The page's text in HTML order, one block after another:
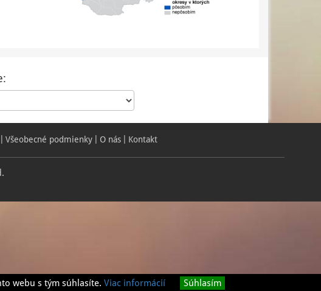
Všeobecné podmienky O nás Kontakt
webu s tým súhlasíte. Viac informácií Súhlasím